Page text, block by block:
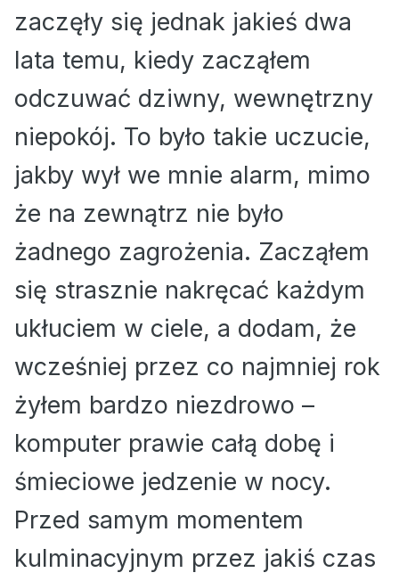
zaczęły się jednak jakieś dwa
lata temu, kiedy zacząłem
odczuwać dziwny, wewnętrzny
niepokój. To było takie uczucie,
jakby wył we mnie alarm, mimo
że na zewnątrz nie było
żadnego zagrożenia. Zacząłem
się strasznie nakręcać każdym
ukłuciem w ciele, a dodam, że
wcześniej przez co najmniej rok
żyłem bardzo niezdrowo –
komputer prawie całą dobę i
śmieciowe jedzenie w nocy.
Przed samym momentem
kulminacyjnym przez jakiś czas